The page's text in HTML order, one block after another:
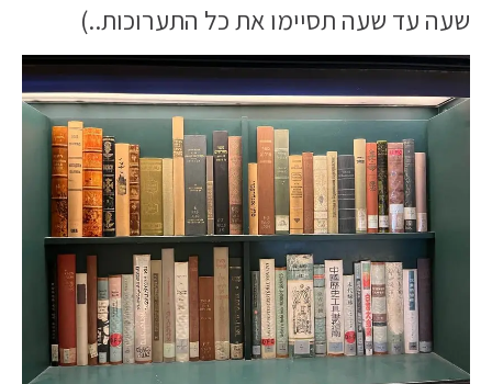
שעה עד שעה תסיימו את כל התערוכות..)